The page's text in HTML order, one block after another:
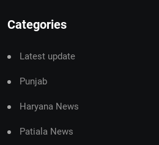
Categories
Latest update
Punjab
Haryana News
Patiala News